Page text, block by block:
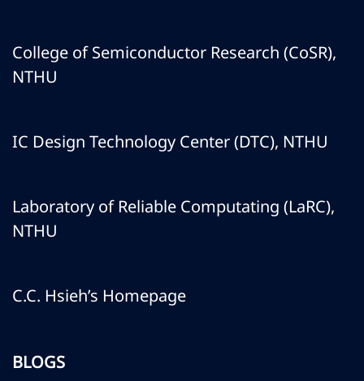
College of Semiconductor Research (CoSR),
NTHU
IC Design Technology Center (DTC), NTHU
Laboratory of Reliable Computating (LaRC),
NTHU
C.C. Hsieh’s Homepage
BLOGS